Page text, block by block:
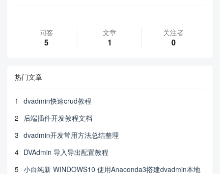
问答
5
文章
1
关注者
0
热门文章
1
dvadmin快速crud教程
2
后端插件开发教程文档
3 dvadmin开发常用方法总结整理
4 DVAdmin 导入导出配置教程
5 小白纯新 WINDOWS10 使用Anaconda3搭建dvadmin本地